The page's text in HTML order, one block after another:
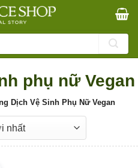
phụ nữ Vegan
Dịch Vệ Sinh Phụ Nữ Vegan